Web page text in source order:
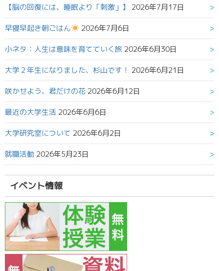
【脳の回復には、睡眠より「刺激」】 2026年7月17日
早寝早起き朝ごはん 2026年7月6日
小ネタ：人生は意味を育てていく旅 2026年6月30日
大学２年生になりました、杉山です！ 2026年6月21日
咲かせよう、君だけの花 2026年6月12日
最近の大学生活 2026年6月6日
大学研究室について 2026年6月2日
就職活動 2026年5月23日
イベント情報